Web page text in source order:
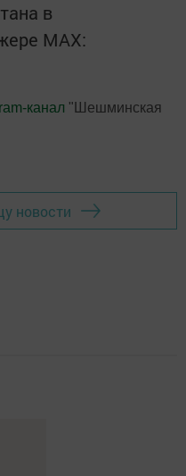
в
MАХ:
канал "Шешминская
новости